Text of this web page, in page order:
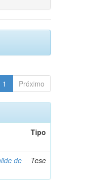
1 Próximo
Tipo
de
Tese